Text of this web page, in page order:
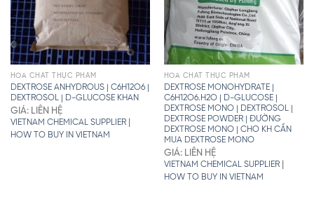
HÓA CHẤT THỰC PHẨM
DEXTROSE ANHYDROUS | C6H12O6 |
DEXTROSOL | D-GLUCOSE KHAN
GIÁ: LIÊN HỆ
VIETNAM CHEMICAL SUPPLIER|
HOW TO BUY IN VIETNAM
HÓA CHẤT THỰC PHẨM
DEXTROSE MONOHYDRATE |
C6H12O6.H2O | D-GLUCOSE |
DEXTROSE MONO | DEXTROSOL |
DEXTROSE POWDER | ĐƯỜNG
DEXTROSE MONO | CHO KH CẦN
MUA DEXTROSE MONO
GIÁ: LIÊN HỆ
VIETNAM CHEMICAL SUPPLIER|
HOW TO BUY IN VIETNAM